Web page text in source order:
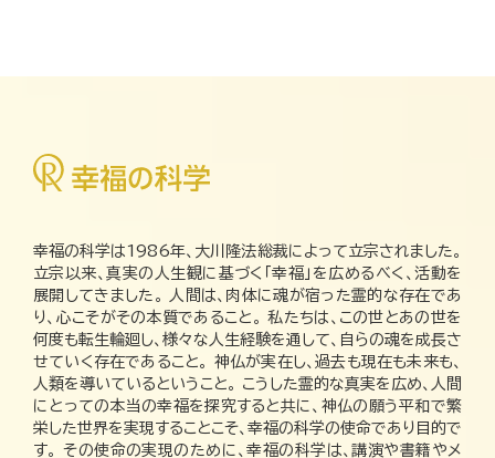
幸福の科学は1986年、大川隆法総裁によって立宗されました。
立宗以来、真実の人生観に基づく「幸福」を広めるべく、活動を
展開してきました。 人間は、肉体に魂が宿った霊的な存在であ
り、心こそがその本質であること。 私たちは、この世とあの世を
何度も転生輪廻し、様々な人生経験を通して、自らの魂を成長さ
せていく存在であること。 神仏が実在し、過去も現在も未来も、
人類を導いているということ。 こうした霊的な真実を広め、人間
にとっての本当の幸福を探究すると共に、神仏の願う平和で繁
栄した世界を実現することこそ、幸福の科学の使命であり目的で
す。 その使命の実現のために、幸福の科学は、講演や書籍やメ